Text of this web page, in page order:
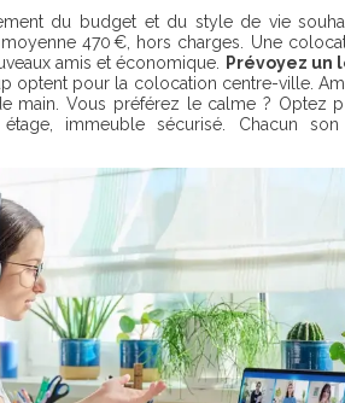
du budget et du style de vie
470 €, hors charges. Une
amis et économique.
Prévoyez un
optent pour la colocation centre-ville.
main. Vous préférez le calme ? Optez
immeuble sécurisé. Chacun son